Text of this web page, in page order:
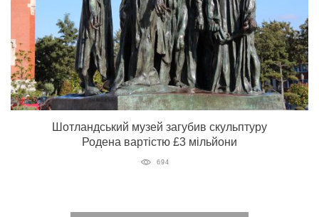
Шотландський музей загубив скульптуру
Родена вартістю £3 мільйони
694